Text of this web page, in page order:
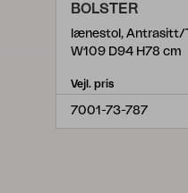
BOLSTER
lænestol, Antrasitt/
W109 D94 H78 cm
Vejl. pris
7001-73-787